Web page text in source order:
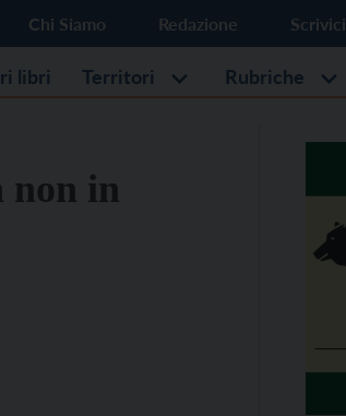
Chi Siamo Redazione Scrivici
libri Territori Rubriche
non in